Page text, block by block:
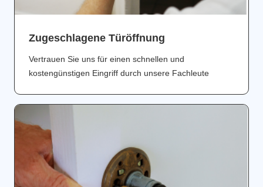
Zugeschlagene Türöffnung
Vertrauen Sie uns für einen schnellen und
kostengünstigen Eingriff durch unsere Fachleute